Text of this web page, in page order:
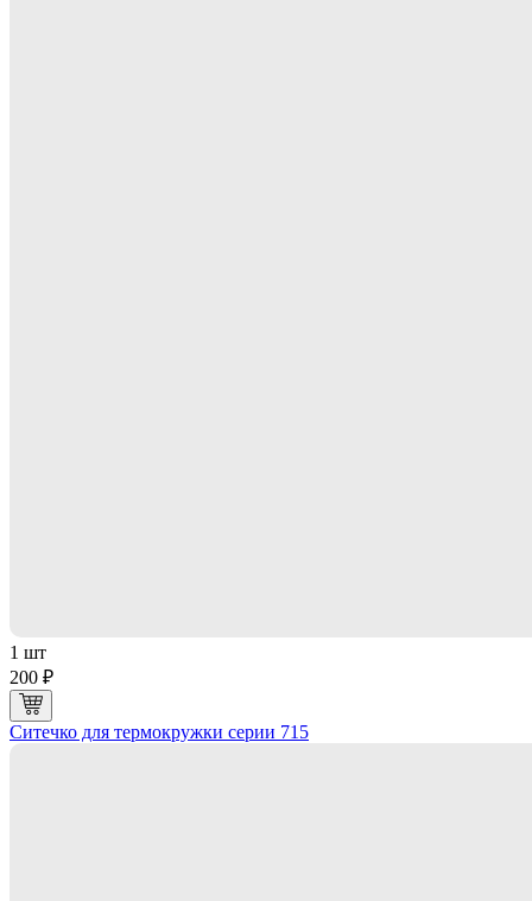
1 шт
200 ₽
Ситечко для термокружки серии 715